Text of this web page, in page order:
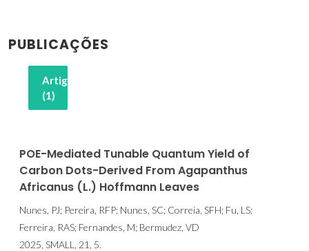
PUBLICAÇÕES
Artigos
(1)
POE-Mediated Tunable Quantum Yield of
Carbon Dots-Derived From Agapanthus
Africanus (L.) Hoffmann Leaves
Nunes, PJ; Pereira, RFP; Nunes, SC; Correia, SFH; Fu, LS;
Ferreira, RAS; Fernandes, M; Bermudez, VD
2025, SMALL, 21, 5.